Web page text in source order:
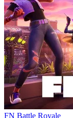
FN Battle Royale